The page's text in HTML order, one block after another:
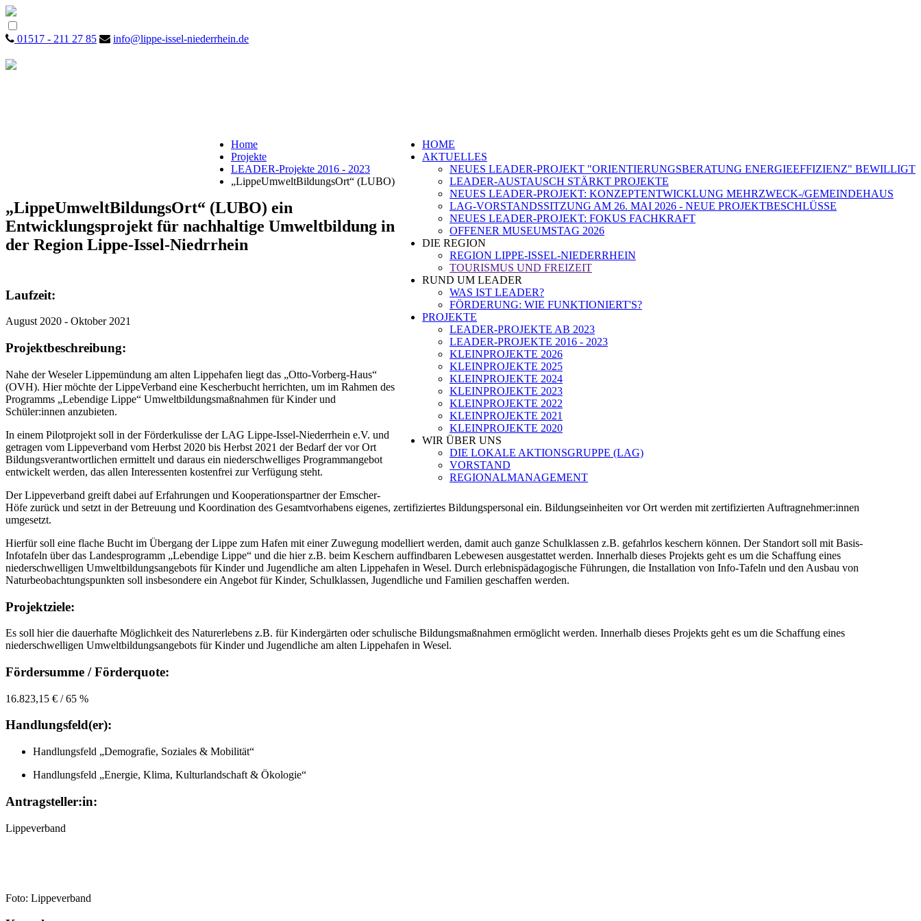
01517 - 211 27 85 info@lippe-issel-niederrhein.de
HOME
AKTUELLES
NEUES LEADER-PROJEKT "ORIENTIERUNGSBERATUNG ENERGIEEFFIZIENZ" BEWILLIGT
LEADER-AUSTAUSCH STÄRKT PROJEKTE
NEUES LEADER-PROJEKT: KONZEPTENTWICKLUNG MEHRZWECK-/GEMEINDEHAUS
LAG-VORSTANDSSITZUNG AM 26. MAI 2026 - NEUE PROJEKTBESCHLÜSSE
NEUES LEADER-PROJEKT: FOKUS FACHKRAFT
OFFENER MUSEUMSTAG 2026
DIE REGION
REGION LIPPE-ISSEL-NIEDERRHEIN
TOURISMUS UND FREIZEIT
RUND UM LEADER
WAS IST LEADER?
FÖRDERUNG: WIE FUNKTIONIERT'S?
PROJEKTE
LEADER-PROJEKTE AB 2023
LEADER-PROJEKTE 2016 - 2023
KLEINPROJEKTE 2026
KLEINPROJEKTE 2025
KLEINPROJEKTE 2024
KLEINPROJEKTE 2023
KLEINPROJEKTE 2022
KLEINPROJEKTE 2021
KLEINPROJEKTE 2020
WIR ÜBER UNS
DIE LOKALE AKTIONSGRUPPE (LAG)
VORSTAND
REGIONALMANAGEMENT
Home
Projekte
LEADER-Projekte 2016 - 2023
„LippeUmweltBildungsOrt“ (LUBO)
„LippeUmweltBildungsOrt“ (LUBO) ein
Entwicklungsprojekt für nachhaltige Umweltbildung in
der Region Lippe-Issel-Niedrrhein
Laufzeit:
August 2020 - Oktober 2021
Projektbeschreibung:
Nahe der Weseler Lippemündung am alten Lippehafen liegt das „Otto-Vorberg-Haus“
(OVH). Hier möchte der LippeVerband eine Kescherbucht herrichten, um im Rahmen des
Programms „Lebendige Lippe“ Umweltbildungsmaßnahmen für Kinder und
Schüler:innen anzubieten.
In einem Pilotprojekt soll in der Förderkulisse der LAG Lippe-Issel-Niederrhein e.V. und
getragen vom Lippeverband vom Herbst 2020 bis Herbst 2021 der Bedarf der vor Ort
Bildungsverantwortlichen ermittelt und daraus ein niederschwelliges Programmangebot
entwickelt werden, das allen Interessenten kostenfrei zur Verfügung steht.
Der Lippeverband greift dabei auf Erfahrungen und Kooperationspartner der Emscher-
Höfe zurück und setzt in der Betreuung und Koordination des Gesamtvorhabens eigenes, zertifiziertes Bildungspersonal ein. Bildungseinheiten vor Ort werden mit zertifizierten Auftragnehmer:innen
umgesetzt.
Hierfür soll eine flache Bucht im Übergang der Lippe zum Hafen mit einer Zuwegung modelliert werden, damit auch ganze Schulklassen z.B. gefahrlos keschern können. Der Standort soll mit Basis-
Infotafeln über das Landesprogramm „Lebendige Lippe“ und die hier z.B. beim Keschern auffindbaren Lebewesen ausgestattet werden. Innerhalb dieses Projekts geht es um die Schaffung eines
niederschwelligen Umweltbildungsangebots für Kinder und Jugendliche am alten Lippehafen in Wesel. Durch erlebnispädagogische Führungen, die Installation von Info-Tafeln und den Ausbau von
Naturbeobachtungspunkten soll insbesondere ein Angebot für Kinder, Schulklassen, Jugendliche und Familien geschaffen werden.
Projektziele:
Es soll hier die dauerhafte Möglichkeit des Naturerlebens z.B. für Kindergärten oder schulische Bildungsmaßnahmen ermöglicht werden. Innerhalb dieses Projekts geht es um die Schaffung eines
niederschwelligen Umweltbildungsangebots für Kinder und Jugendliche am alten Lippehafen in Wesel.
Fördersumme / Förderquote:
16.823,15 € / 65 %
Handlungsfeld(er):
Handlungsfeld „Demografie, Soziales & Mobilität“
Handlungsfeld „Energie, Klima, Kulturlandschaft & Ökologie“
Antragsteller:in:
Lippeverband
Foto: Lippeverband